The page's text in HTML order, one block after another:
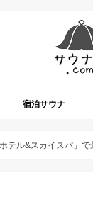
宿泊サウナ
テル&スカイスパ」